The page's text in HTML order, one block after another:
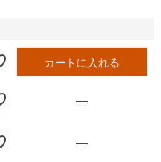
カートに入れる
—
—